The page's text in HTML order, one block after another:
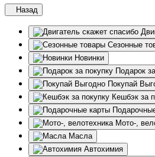
Назад
Сезонные
Новинки
Подарок
Покупай
Кешбэк за
Мото-,
Масла
Автохимия